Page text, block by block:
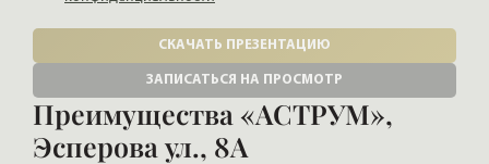
СКАЧАТЬ ПРЕЗЕНТАЦИЮ
ЗАПИСАТЬСЯ НА ПРОСМОТР
Преимущества «АСТРУМ»,
Эсперова ул., 8А